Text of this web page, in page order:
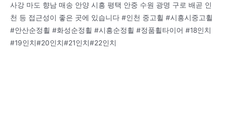
사강 마도 향남 매송 안양 시흥 평택 안중 수원 광명 구로 배곧 인
천 등 접근성이 좋은 곳에 있습니다 #인천 중고휠 #시흥시중고휠
#안산순정휠 #화성순정휠 #시흥순정휠 #정품휠타이어 #18인치
#19인치#20인치#21인치#22인치